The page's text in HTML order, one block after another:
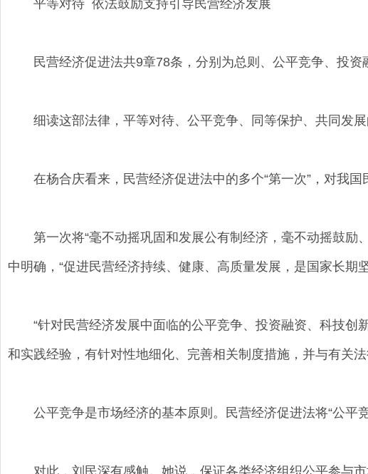
平等对待 依法鼓励支持引导民营经济发展
民营经济促进法共9章78条，分别为总则、公平竞争、投资
细读这部法律，平等对待、公平竞争、同等保护、共同发展
在杨合庆看来，民营经济促进法中的多个“第一次”，对我国
第一次将“毫不动摇巩固和发展公有制经济，毫不动摇鼓励
中明确，“促进民营经济持续、健康、高质量发展，是国家长
“针对民营经济发展中面临的公平竞争、投资融资、科技创
和实践经验，有针对性地细化、完善相关制度措施，并与有关法
公平竞争是市场经济的基本原则。民营经济促进法将“公平竞
对此，刘民深有感触。她说，保证各类经济组织公平参与市